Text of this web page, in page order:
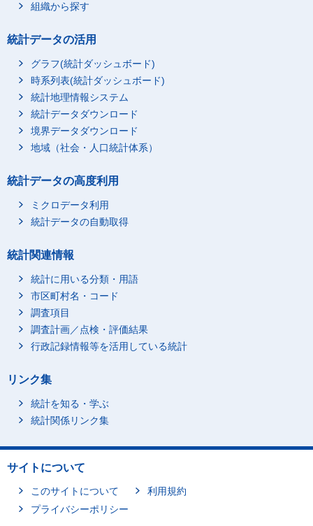
組織から探す
統計データの活用
グラフ(統計ダッシュボード)
時系列表(統計ダッシュボード)
統計地理情報システム
統計データダウンロード
境界データダウンロード
地域（社会・人口統計体系）
統計データの高度利用
ミクロデータ利用
統計データの自動取得
統計関連情報
統計に用いる分類・用語
市区町村名・コード
調査項目
調査計画／点検・評価結果
行政記録情報等を活用している統計
リンク集
統計を知る・学ぶ
統計関係リンク集
サイトについて
このサイトについて
利用規約
プライバシーポリシー